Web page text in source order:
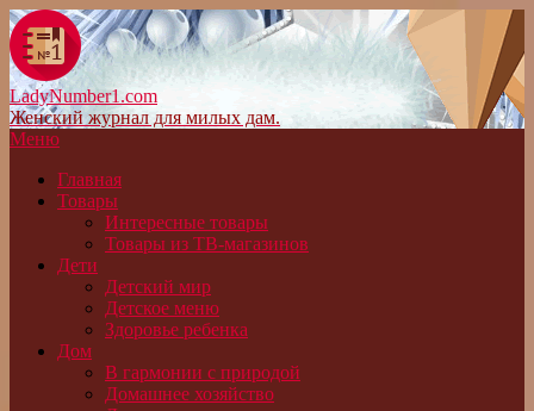
LadyNumber1.com
Женский журнал для милых дам.
Меню
Главная
Товары
Интересные товары
Товары из ТВ-магазинов
Дети
Детский мир
Детское меню
Здоровье ребенка
Дом
В гармонии с природой
Домашнее хозяйство